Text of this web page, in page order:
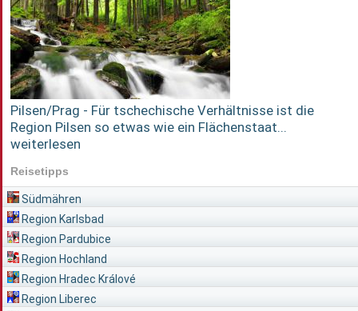
Pilsen/Prag - Für tschechische Verhältnisse ist die
Region Pilsen so etwas wie ein Flächenstaat...
weiterlesen
Reisetipps
Südmähren
Region Karlsbad
Region Pardubice
Region Hochland
Region Hradec Králové
Region Liberec